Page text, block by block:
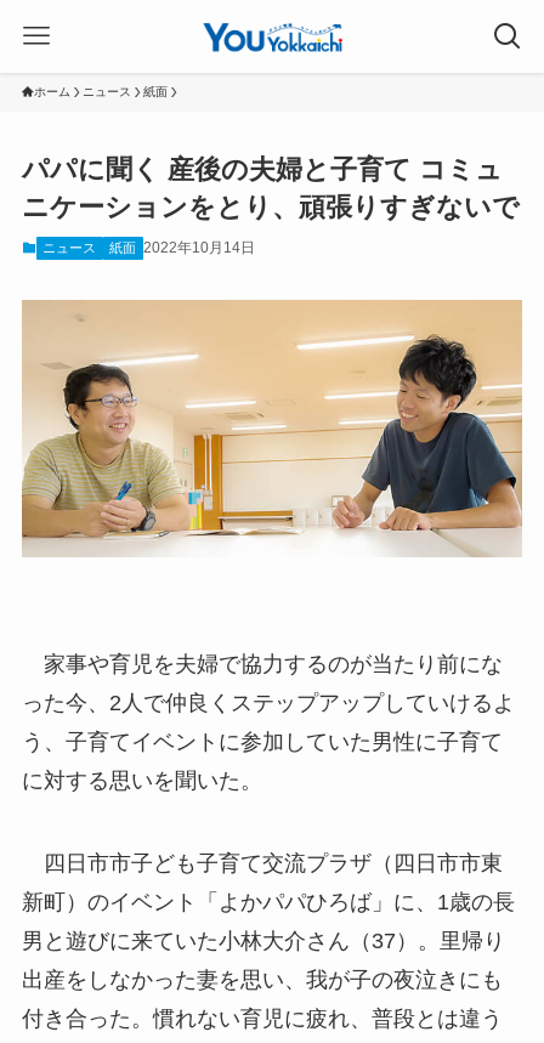
ホーム ニュース 紙面
パパに聞く 産後の夫婦と子育て コミュ
ニケーションをとり、頑張りすぎないで
ニュース 紙面 2022年10月14日
家事や育児を夫婦で協力するのが当たり前にな
った今、2人で仲良くステップアップしていけるよ
う、子育てイベントに参加していた男性に子育て
に対する思いを聞いた。
四日市市子ども子育て交流プラザ（四日市市東
新町）のイベント「よかパパひろば」に、1歳の長
男と遊びに来ていた小林大介さん（37）。里帰り
出産をしなかった妻を思い、我が子の夜泣きにも
付き合った。慣れない育児に疲れ、普段とは違う